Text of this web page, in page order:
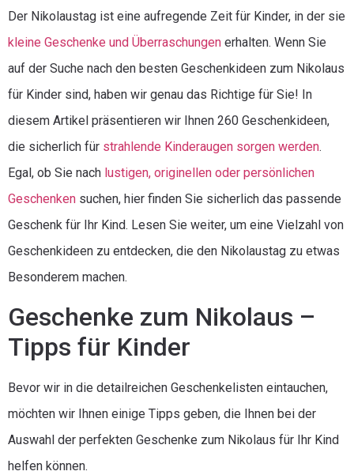
Der Nikolaustag ist eine aufregende Zeit für Kinder, in der sie
kleine Geschenke und Überraschungen erhalten. Wenn Sie
auf der Suche nach den besten Geschenkideen zum Nikolaus
für Kinder sind, haben wir genau das Richtige für Sie! In
diesem Artikel präsentieren wir Ihnen 260 Geschenkideen,
die sicherlich für strahlende Kinderaugen sorgen werden.
Egal, ob Sie nach lustigen, originellen oder persönlichen
Geschenken suchen, hier finden Sie sicherlich das passende
Geschenk für Ihr Kind. Lesen Sie weiter, um eine Vielzahl von
Geschenkideen zu entdecken, die den Nikolaustag zu etwas
Besonderem machen.
Geschenke zum Nikolaus –
Tipps für Kinder
Bevor wir in die detailreichen Geschenkelisten eintauchen,
möchten wir Ihnen einige Tipps geben, die Ihnen bei der
Auswahl der perfekten Geschenke zum Nikolaus für Ihr Kind
helfen können.